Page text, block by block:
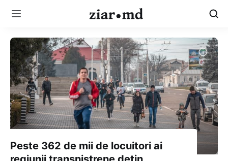
Peste 362 de mii de locuitori ai